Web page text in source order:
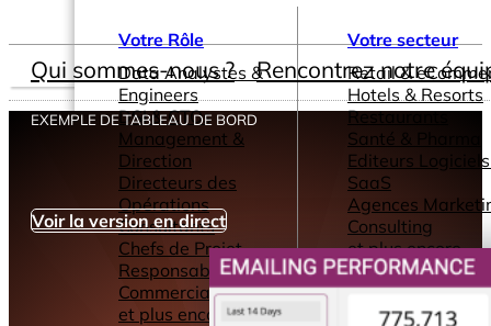
Votre Rôle
Data Analystes &
Engineers
DSI & CTOs
Management &
Direction
Directeurs des
Opérations
Consultants
Chefs de Projet
Responsables
Commerciaux
et plus encore...
Votre secteur
Retail &
Hotels & Resorts
Restaurants
Santé & Pharma
Editeurs
SaaS
Agences
Consulting
et plus encore...
Qui sommes-nous ? Rencontrez notre
EXEMPLE DE TABLEAU DE BORD
Voir la version en direct